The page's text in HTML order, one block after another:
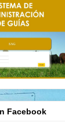
Facebook